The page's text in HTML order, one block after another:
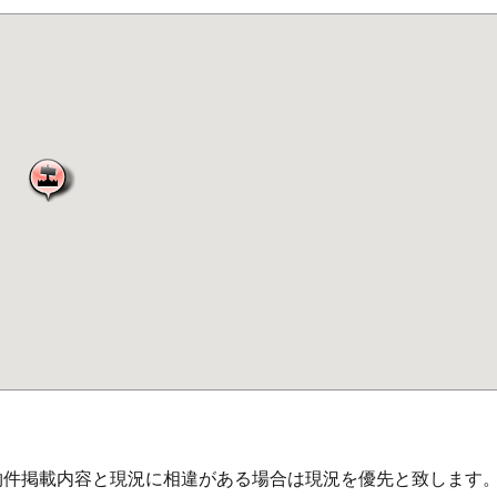
掲載内容と現況に相違がある場合は現況を優先と致します